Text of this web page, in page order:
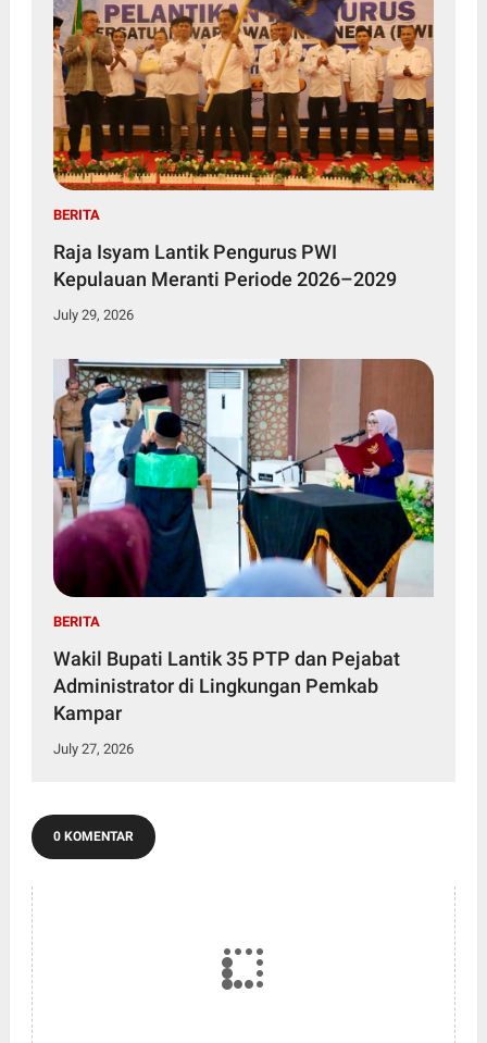
BERITA
Raja Isyam Lantik Pengurus PWI
Kepulauan Meranti Periode 2026–2029
July 29, 2026
BERITA
Wakil Bupati Lantik 35 PTP dan Pejabat
Administrator di Lingkungan Pemkab
Kampar
July 27, 2026
0 KOMENTAR